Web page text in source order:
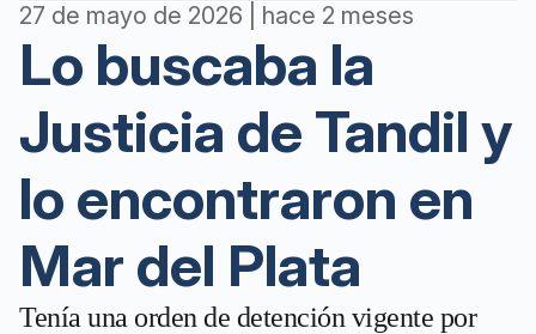
27 de mayo de 2026 | hace 2 meses
Lo buscaba la
Justicia de Tandil y
lo encontraron en
Mar del Plata
Tenía una orden de detención vigente por